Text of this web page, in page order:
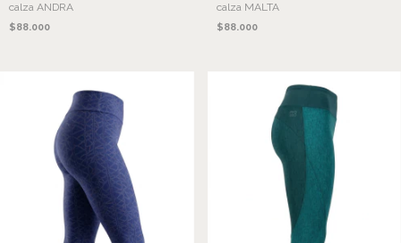
calza ANDRA
$88.000
calza MALTA
$88.000